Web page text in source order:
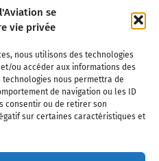
se
vie privée
nous utilisons des technologies
ou accéder aux informations des
nous permettra de
de navigation ou les ID
consentir ou de retirer son
sur certaines caractéristiques et
contacter
Partenaires
de confidentialité Cookies